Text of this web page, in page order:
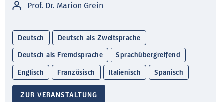
Prof. Dr. Marion Grein
Deutsch Deutsch als Zweitsprache
Deutsch als Fremdsprache Sprachübergreifend
Englisch Französisch Italienisch Spanisch
ZUR VERANSTALTUNG